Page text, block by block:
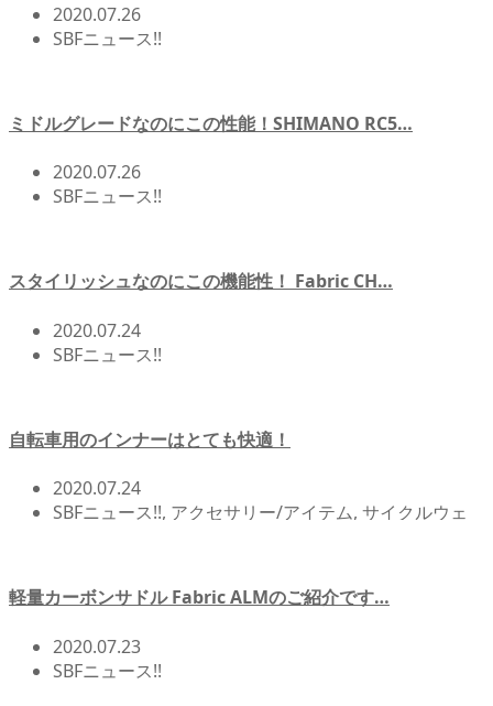
2020.07.26
SBFニュース!!
ミドルグレードなのにこの性能！SHIMANO RC5…
2020.07.26
SBFニュース!!
スタイリッシュなのにこの機能性！ Fabric CH…
2020.07.24
SBFニュース!!
自転車用のインナーはとても快適！
2020.07.24
SBFニュース!!, アクセサリー/アイテム, サイクルウェ
軽量カーボンサドル Fabric ALMのご紹介です…
2020.07.23
SBFニュース!!